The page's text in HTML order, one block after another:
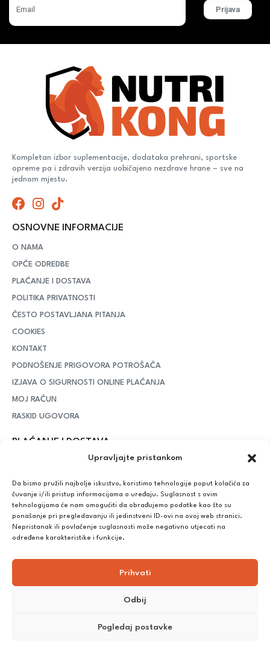
Upravljajte pristankom
Da bismo pružili najbolje iskustvo, koristimo tehnologije poput kolačića za
čuvanje i/ili pristup informacijama o uređaju. Suglasnost s ovim
tehnologijama će nam omogućiti da obrađujemo podatke kao što su
ponašanje pri pregledavanju ili jedinstveni ID-ovi na ovoj web stranici.
Nepristanak ili povlačenje suglasnosti može negativno utjecati na
određene karakteristike i funkcije.
Prihvati
Odbij
Pogledaj postavke
Prijava
Kompletan izbor suplementacije, dodataka prehrani, sportske
opreme pa i zdravih verzija uobičajeno nezdrave hrane – sve na
jednom mjestu.
OSNOVNE INFORMACIJE
O NAMA
OPĆE ODREDBE
PLAĆANJE I DOSTAVA
POLITIKA PRIVATNOSTI
ČESTO POSTAVLJANA PITANJA
COOKIES
KONTAKT
PODNOŠENJE PRIGOVORA POTROŠAČA
IZJAVA O SIGURNOSTI ONLINE PLAĆANJA
MOJ RAČUN
RASKID UGOVORA
PLAĆANJE I DOSTAVA
– iznad potrošenih 55 eura dostava je
Plaćanje:
Bankovna transakcija, plaćanje prilikom preuzimanja, CorvusPay